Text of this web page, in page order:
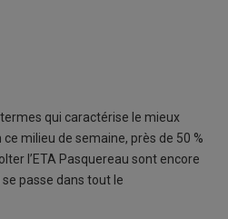
termes qui caractérise le mieux
milieu de semaine, près de 50 %
l’ETA Pasquereau sont encore
se passe dans tout le